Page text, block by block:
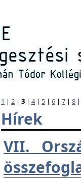
1 | 2 | 3 | 4| 5 | 6 | 7 | 8
Hírek
VII.